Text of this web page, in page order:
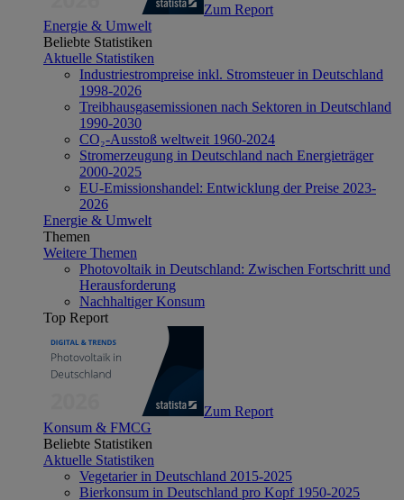
Zum Report
Energie & Umwelt
Beliebte Statistiken
Aktuelle Statistiken
Industriestrompreise inkl. Stromsteuer in Deutschland
1998-2026
Treibhausgasemissionen nach Sektoren in Deutschland
1990-2030
CO₂-Ausstoß weltweit 1960-2024
Stromerzeugung in Deutschland nach Energieträger
2000-2025
EU-Emissionshandel: Entwicklung der Preise 2023-
2026
Energie & Umwelt
Themen
Weitere Themen
Photovoltaik in Deutschland: Zwischen Fortschritt und
Herausforderung
Nachhaltiger Konsum
Top Report
Zum Report
Konsum & FMCG
Beliebte Statistiken
Aktuelle Statistiken
Vegetarier in Deutschland 2015-2025
Bierkonsum in Deutschland pro Kopf 1950-2025